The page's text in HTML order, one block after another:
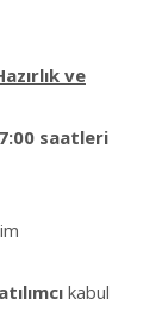
ve
saatleri
kabul